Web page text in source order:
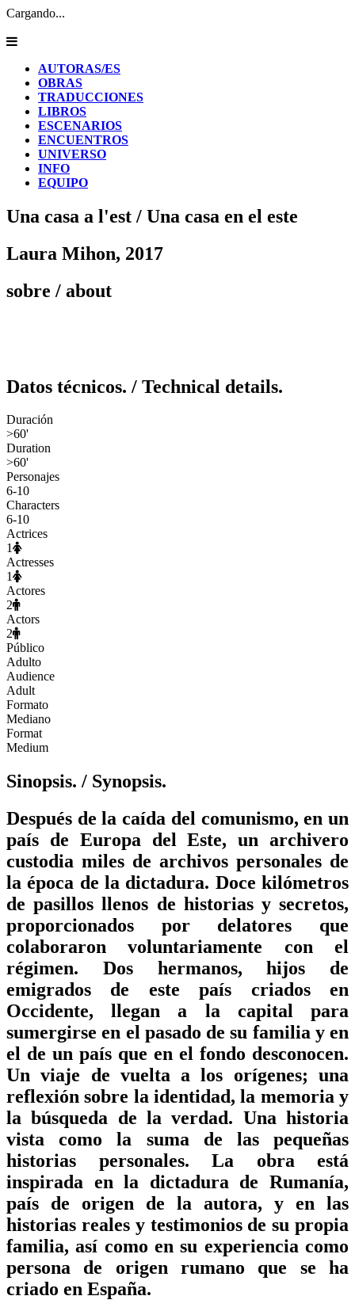
Cargando...
AUTORAS/ES
OBRAS
TRADUCCIONES
LIBROS
ESCENARIOS
ENCUENTROS
UNIVERSO
INFO
EQUIPO
Una casa a l'est / Una casa en el este
Laura Mihon, 2017
sobre / about
Datos técnicos. / Technical details.
Duración
>60'
Duration
>60'
Personajes
6-10
Characters
6-10
Actrices
1
Actresses
1
Actores
2
Actors
2
Público
Adulto
Audience
Adult
Formato
Mediano
Format
Medium
Sinopsis. / Synopsis.
Después de la caída del comunismo, en un
país de Europa del Este, un archivero
custodia miles de archivos personales de
la época de la dictadura. Doce kilómetros
de pasillos llenos de historias y secretos,
proporcionados por delatores que
colaboraron voluntariamente con el
régimen. Dos hermanos, hijos de
emigrados de este país criados en
Occidente, llegan a la capital para
sumergirse en el pasado de su familia y en
el de un país que en el fondo desconocen.
Un viaje de vuelta a los orígenes; una
reflexión sobre la identidad, la memoria y
la búsqueda de la verdad. Una historia
vista como la suma de las pequeñas
historias personales. La obra está
inspirada en la dictadura de Rumanía,
país de origen de la autora, y en las
historias reales y testimonios de su propia
familia, así como en su experiencia como
persona de origen rumano que se ha
criado en España.